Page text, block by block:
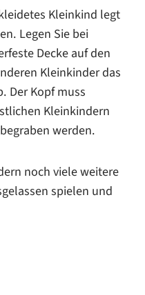
Kleinkind legt
Legen Sie bei
Decke auf den
Kleinkinder das
Der Kopf muss
Kleinkindern
werden.
noch viele weitere
spielen und